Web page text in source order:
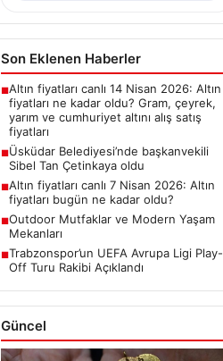
Son Eklenen Haberler
■Altın fiyatları canlı 14 Nisan 2026: Altın
fiyatları ne kadar oldu? Gram, çeyrek,
yarım ve cumhuriyet altını alış satış
fiyatları
■Üsküdar Belediyesi’nde başkanvekili
Sibel Tan Çetinkaya oldu
■Altın fiyatları canlı 7 Nisan 2026: Altın
fiyatları bugün ne kadar oldu?
■Outdoor Mutfaklar ve Modern Yaşam
Mekanları
■Trabzonspor’un UEFA Avrupa Ligi Play-
Off Turu Rakibi Açıklandı
Güncel